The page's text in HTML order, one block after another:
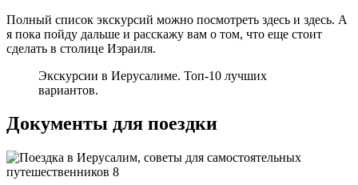
Полный список экскурсий можно посмотреть здесь и здесь. А
я пока пойду дальше и расскажу вам о том, что еще стоит
сделать в столице Израиля.
Экскурсии в Иерусалиме. Топ-10 лучших
вариантов.
Документы для поездки